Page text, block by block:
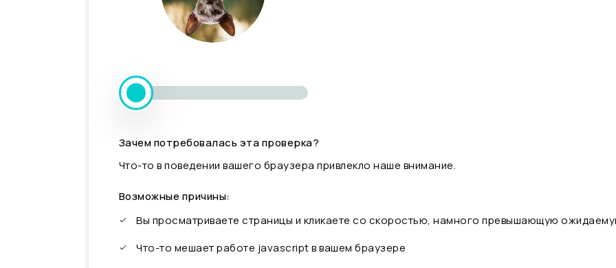
Зачем потребовалась эта проверка?
Что-то в поведении вашего браузера привлекло наше внимание.
Возможные причины:
Вы просматриваете страницы и кликаете со скоростью, намного превышающую
Что-то мешает работе javascript в вашем браузере